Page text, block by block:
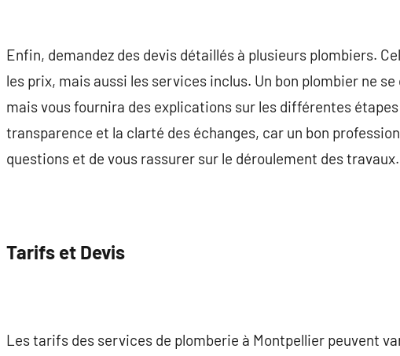
Enfin, demandez des devis détaillés à plusieurs plombiers.
les prix, mais aussi les services inclus. Un bon plombier ne
mais vous fournira des explications sur les différentes
transparence et la clarté des échanges, car un bon
questions et de vous rassurer sur le déroulement des travaux.
Tarifs et Devis
Les tarifs des services de plomberie à Montpellier peuvent